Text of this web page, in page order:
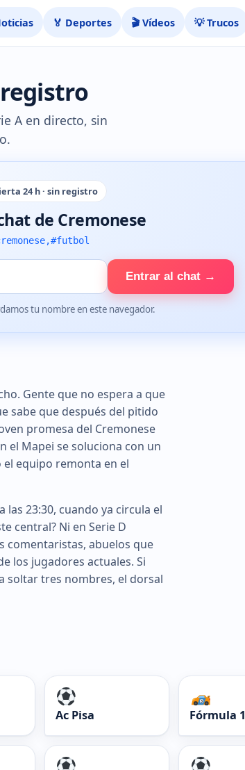
🏅 Deportes 🎬 Vídeos 💡 Trucos
A en directo, sin
24 h · sin registro
de Cremonese
Entrar al chat →
tu nombre en este navegador.
Gente que no espera a que
sabe que después del pitido
promesa del Cremonese
el Mapei se soluciona con un
equipo remonta en el
23:30, cuando ya circula el
central? Ni en Serie D
comentaristas, abuelos que
los jugadores actuales. Si
soltar tres nombres, el dorsal
Ac Pisa Fórmula 1